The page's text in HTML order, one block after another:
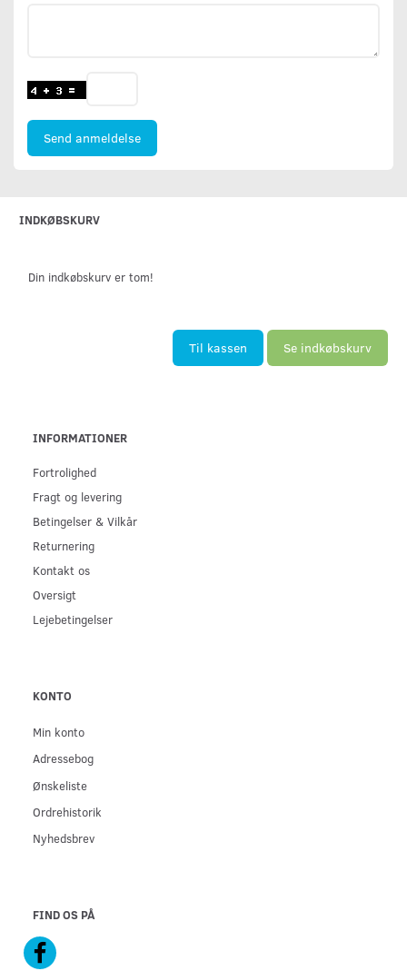
Send anmeldelse
INDKØBSKURV
Din indkøbskurv er tom!
Til kassen Se indkøbskurv
INFORMATIONER
Fortrolighed
Fragt og levering
Betingelser & Vilkår
Returnering
Kontakt os
Oversigt
Lejebetingelser
KONTO
Min konto
Adressebog
Ønskeliste
Ordrehistorik
Nyhedsbrev
FIND OS PÅ